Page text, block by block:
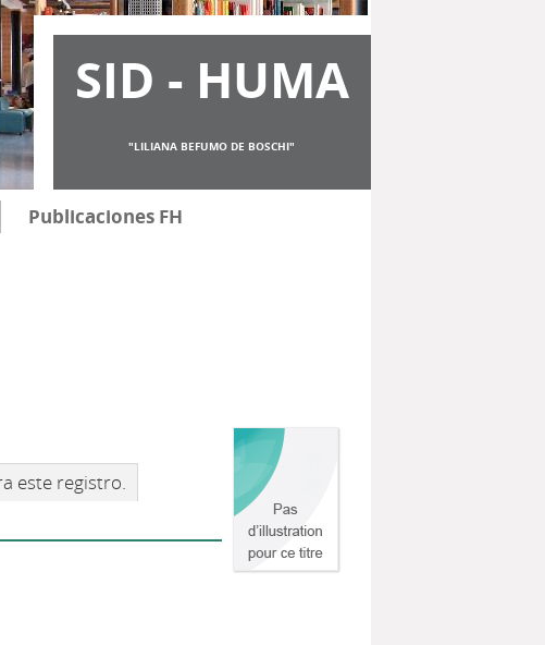
SID - HUMA
"LILIANA BEFUMO DE BOSCHI"
Publicaciones FH
este registro.